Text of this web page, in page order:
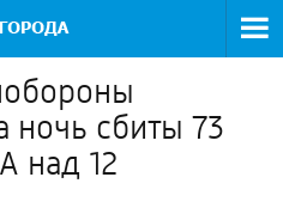
ночь сбиты 73
над 12